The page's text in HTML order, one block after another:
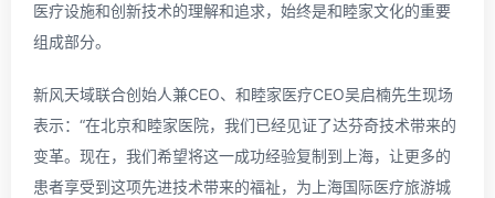
医疗设施和创新技术的理解和追求，始终是和睦家文化的重要
组成部分。
新风天域联合创始人兼CEO、和睦家医疗CEO吴启楠先生现场
表示：“在北京和睦家医院，我们已经见证了达芬奇技术带来的
变革。现在，我们希望将这一成功经验复制到上海，让更多的
患者享受到这项先进技术带来的福祉，为上海国际医疗旅游城